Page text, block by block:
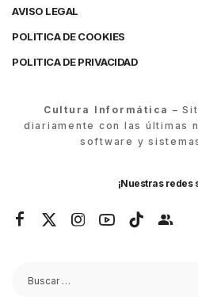
AVISO LEGAL
POLITICA DE COOKIES
POLITICA DE PRIVACIDAD
Cultura Informática –
diariamente con las últimas
software y
¡Nuestras redes